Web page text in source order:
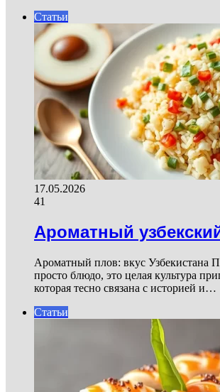
Статьи
17.05.2026
41
Ароматный
Ароматный плов: вкус Узбекистана
просто блюдо, это целая культура
которая тесно связана с историей и…
Статьи